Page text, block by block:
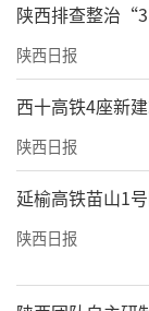
陕西排查整治
陕西日报
西十高铁4座新
陕西日报
延榆高铁苗山1
陕西日报